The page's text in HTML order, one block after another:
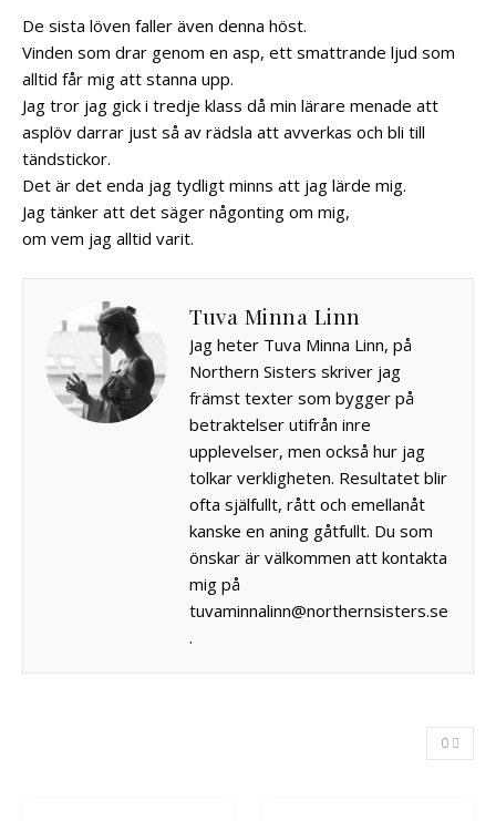
De sista löven faller även denna höst.
Vinden som drar genom en asp, ett smattrande ljud som
alltid får mig att stanna upp.
Jag tror jag gick i tredje klass då min lärare menade att
asplöv darrar just så av rädsla att avverkas och bli till
tändstickor.
Det är det enda jag tydligt minns att jag lärde mig.
Jag tänker att det säger någonting om mig,
om vem jag alltid varit.
Tuva Minna Linn
Jag heter Tuva Minna Linn, på
Northern Sisters skriver jag
främst texter som bygger på
betraktelser utifrån inre
upplevelser, men också hur jag
tolkar verkligheten. Resultatet blir
ofta själfullt, rått och emellanåt
kanske en aning gåtfullt. Du som
önskar är välkommen att kontakta
mig på
tuvaminnalinn@northernsisters.se
.
0